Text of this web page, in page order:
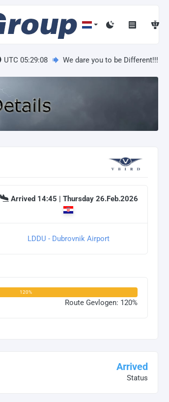
UTC 05:29:09 We dare you to be Different!!!
Arrived 14:45 | Thursday 26.Feb.2026
LDDU - Dubrovnik Airport
120%
Route Gevlogen: 120%
Arrived
Status